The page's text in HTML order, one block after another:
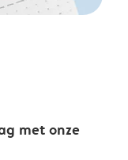
met onze